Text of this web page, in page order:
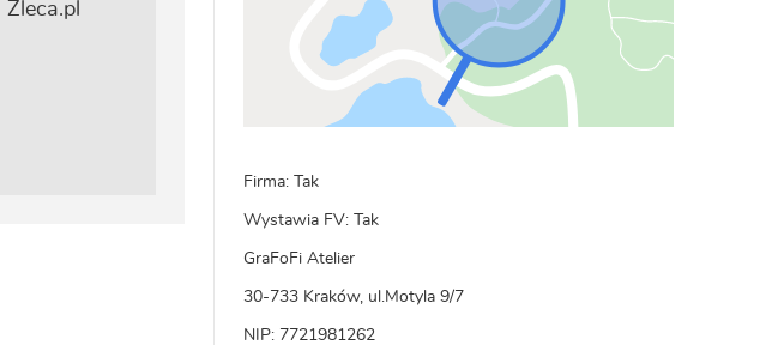
Firma: Tak
Wystawia FV: Tak
GraFoFi Atelier
30-733 Kraków, ul.Motyla 9/7
NIP: 7721981262